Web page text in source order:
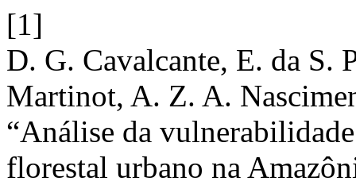
[1]
D. G. Cavalcante, E. da S.
Martinot, A. Z. A.
“Análise da
florestal urbano na